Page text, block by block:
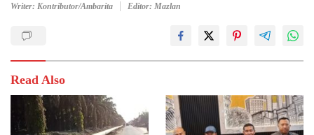
Writer: Kontributor/Ambarita Editor: Mazlan
Read Also